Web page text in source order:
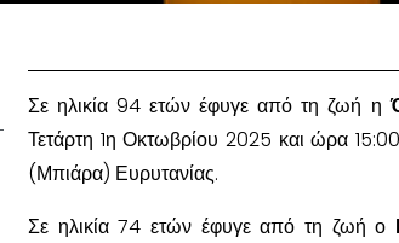
Σε ηλικία 94 ετών έφυγε από τη ζωή η
Τετάρτη 1η Οκτωβρίου 2025 και ώρα
(Μπιάρα) Ευρυτανίας.
Σε ηλικία 74 ετών έφυγε από τη ζωή ο